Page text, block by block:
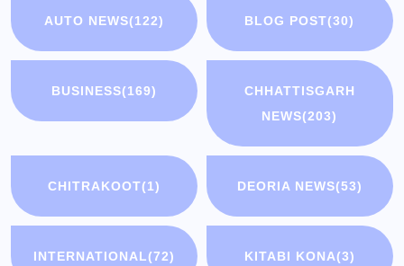
AUTO NEWS(122) BLOG POST(30)
BUSINESS(169)
CHHATTISGARH
NEWS(203)
CHITRAKOOT(1) DEORIA NEWS(53)
INTERNATIONAL(72) KITABI KONA(3)